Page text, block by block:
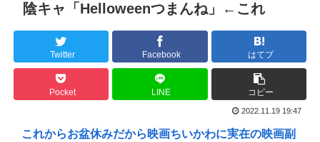
陰キャ「Helloweenつまんね」←これ
Twitter Facebook はてブ
Pocket LINE コピー
2022.11.19 19:47
これからお盆休みだから映画ちいかわに実在の映画副